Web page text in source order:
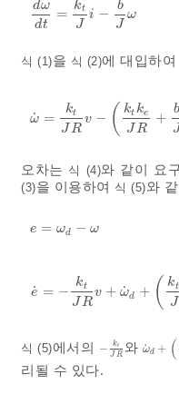
dω
dt
=
kt
J
i −
b
J
ω
d ωdt=k tJi -bJω
식 (1)을 식 (2)에 대입하
ω
˙ =
kt
JR
v − ( kt ke
JR
+
b
ω˙=ktJ R v-ktk eJ
오차는 식 (4)와 같이 요
(3)을 이용하여 식 (5)와
e = ωd − ω
e =ω d- ω
e
˙ = −
kt
JR
v + ω
˙d + ( kt
J
e˙=-k tJ Rv +ω˙ d+
식 (5)에서의 − kt
J R
-k tJR와 ω
˙d + (
ω˙ d+ k
리될 수 있다.